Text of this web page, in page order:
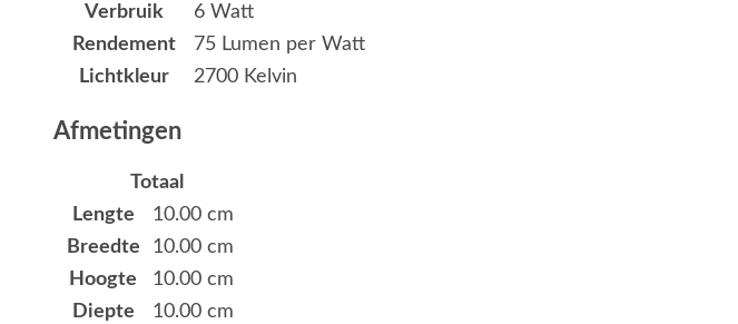
Verbruik
6 Watt
Rendement
75 Lumen per Watt
Lichtkleur
2700 Kelvin
Afmetingen
Totaal
Lengte
10.00 cm
Breedte
10.00 cm
Hoogte
10.00 cm
Diepte
10.00 cm